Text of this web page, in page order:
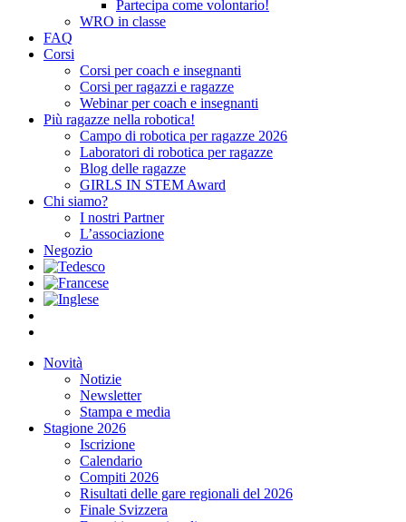
Partecipa come volontario!
WRO in classe
FAQ
Corsi
Corsi per coach e insegnanti
Corsi per ragazzi e ragazze
Webinar per coach e insegnanti
Più ragazze nella robotica!
Campo di robotica per ragazze 2026
Laboratori di robotica per ragazze
Blog delle ragazze
GIRLS IN STEM Award
Chi siamo?
I nostri Partner
L’associazione
Negozio
Novità
Notizie
Newsletter
Stampa e media
Stagione 2026
Iscrizione
Calendario
Compiti 2026
Risultati delle gare regionali del 2026
Finale Svizzera